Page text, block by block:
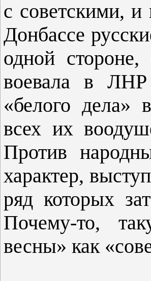
с советскими, и
Донбассе
одной стороне,
воевала в ЛНР
«белого дела»
всех их
Против
характер,
ряд которых
Почему-то,
весны» как